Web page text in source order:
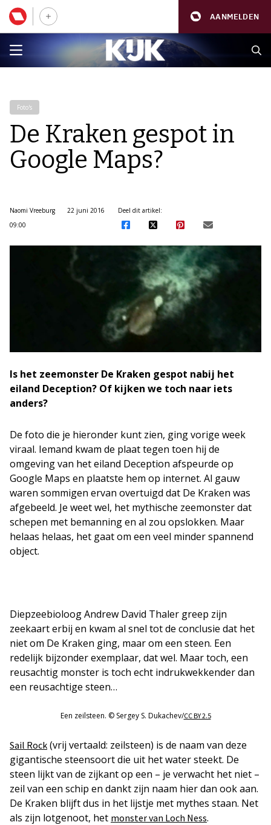
AANMELDEN
Foto's
De Kraken gespot in
Google Maps?
Naomi Vreeburg
22 juni 2016
09:00
Deel dit artikel:
Is het zeemonster De Kraken gespot nabij het
eiland Deception? Of kijken we toch naar iets
anders?
De foto die je hieronder kunt zien, ging vorige week
viraal. Iemand kwam de plaat tegen toen hij de
omgeving van het eiland Deception afspeurde op
Google Maps en plaatste hem op internet. Al gauw
waren sommigen ervan overtuigd dat De Kraken was
afgebeeld. Je weet wel, het mythische zeemonster dat
schepen met bemanning en al zou opslokken. Maar
helaas helaas, het gaat om een veel minder spannend
object.
Diepzeebioloog Andrew David Thaler greep zijn
zeekaart erbij en kwam al snel tot de conclusie dat het
niet om De Kraken ging, maar om een steen. Een
redelijk bijzonder exemplaar, dat wel. Maar toch, een
reusachtig monster is toch echt indrukwekkender dan
een reusachtige steen…
Een zeilsteen. © Sergey S. Dukachev/CC BY 2.5
Sail Rock (vrij vertaald: zeilsteen) is de naam van deze
gigantische steensoort die uit het water steekt. De
steen lijkt van de zijkant op een – je verwacht het niet –
zeil van een schip en dankt zijn naam hier dan ook aan.
De Kraken blijft dus in het lijstje met mythes staan. Net
als zijn lotgenoot, het monster van Loch Ness.